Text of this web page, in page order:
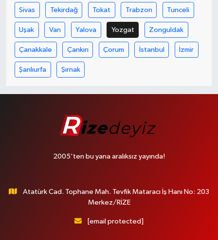
Sivas Tekirdağ Tokat Trabzon Tunceli
Uşak Van Yalova Yozgat Zonguldak
Çanakkale Çankırı Çorum İstanbul İzmir
Şanlıurfa Şırnak
2005'ten bu yana aralıksız yayında!
Atatürk Cad. Tophane Mah. Tevfik Mataracı İş Hanı No: 203
Merkez/RİZE
[email protected]